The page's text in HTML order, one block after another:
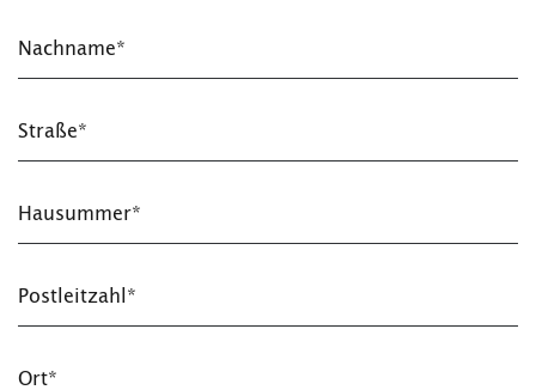
Nachname*
Straße*
Hausummer*
Postleitzahl*
Ort*